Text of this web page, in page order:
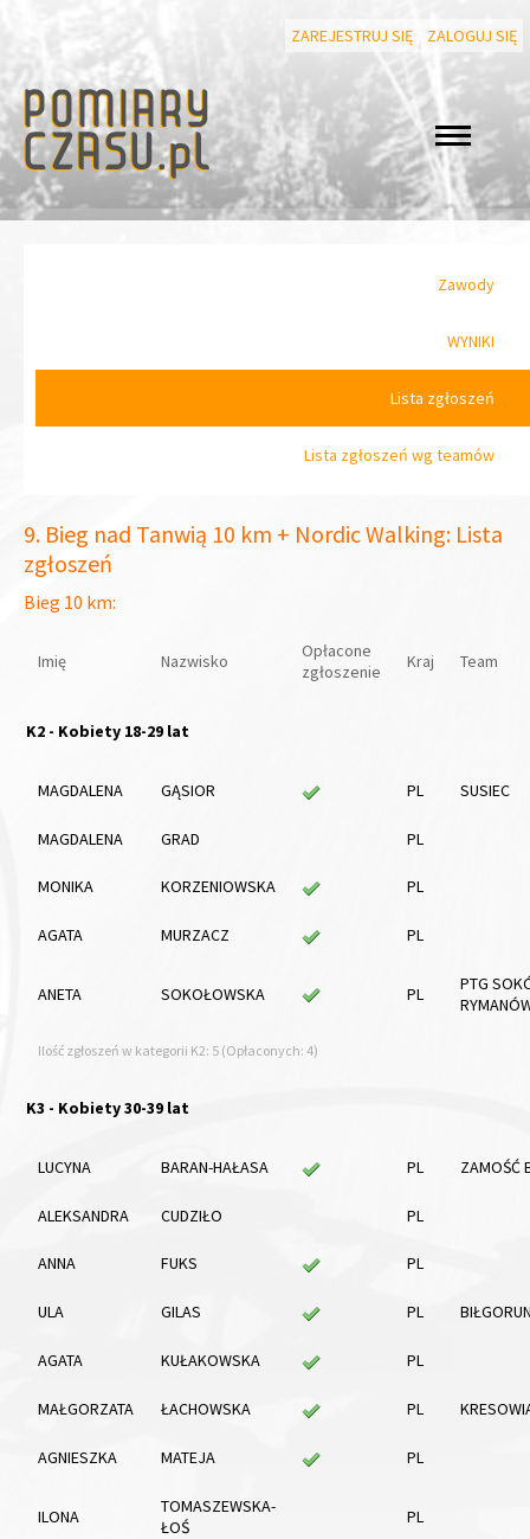
ZAREJESTRUJ SIĘ ZALOGUJ SIĘ
Zawody
WYNIKI
Lista zgłoszeń
Lista zgłoszeń wg teamów
9. Bieg nad Tanwią 10 km + Nordic Walking: Lista
zgłoszeń
Bieg 10 km:
Imię Nazwisko
Opłacone
zgłoszenie
Kraj Team
K2 - Kobiety 18-29 lat
MAGDALENA GĄSIOR PL SUSIEC
MAGDALENA GRAD PL
MONIKA KORZENIOWSKA PL
AGATA MURZACZ PL
ANETA SOKOŁOWSKA PL
PTG
Ilość zgłoszeń w kategorii K2: 5 (Opłaconych: 4)
K3 - Kobiety 30-39 lat
LUCYNA BARAN-HAŁASA PL ZAMOŚĆ
ALEKSANDRA CUDZIŁO PL
ANNA FUKS PL
ULA GILAS PL
AGATA KUŁAKOWSKA PL
MAŁGORZATA ŁACHOWSKA PL
AGNIESZKA MATEJA PL
ILONA
TOMASZEWSKA-
ŁOŚ
PL